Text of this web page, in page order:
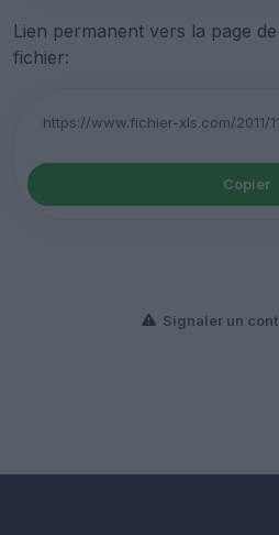
Lien permanent vers la page
fichier:
Copier
Signaler un